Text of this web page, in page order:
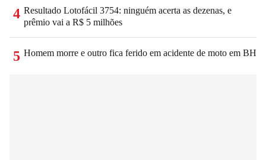
4 Resultado Lotofácil 3754: ninguém acerta as dezenas, e
prêmio vai a R$ 5 milhões
5 Homem morre e outro fica ferido em acidente de moto em BH